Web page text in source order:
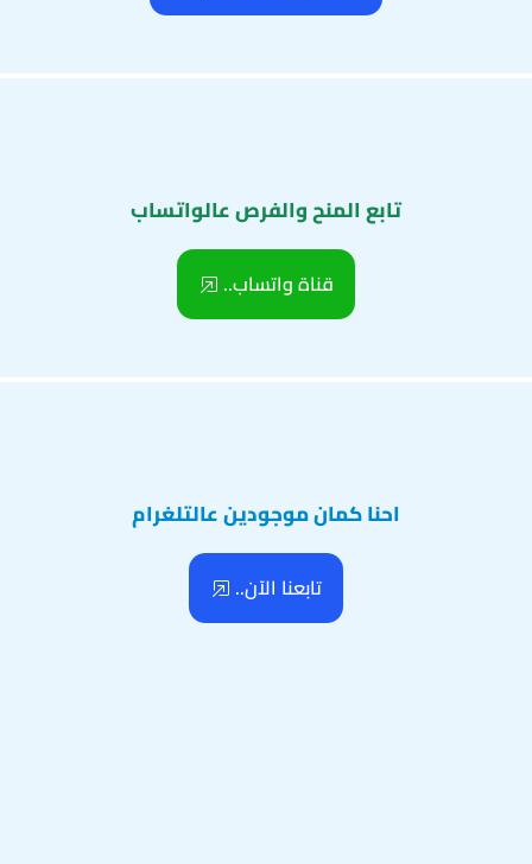
تابع المنح والفرص عالواتساب
قناة واتساب..
احنا كمان موجودين عالتلغرام
تابعنا الآن..